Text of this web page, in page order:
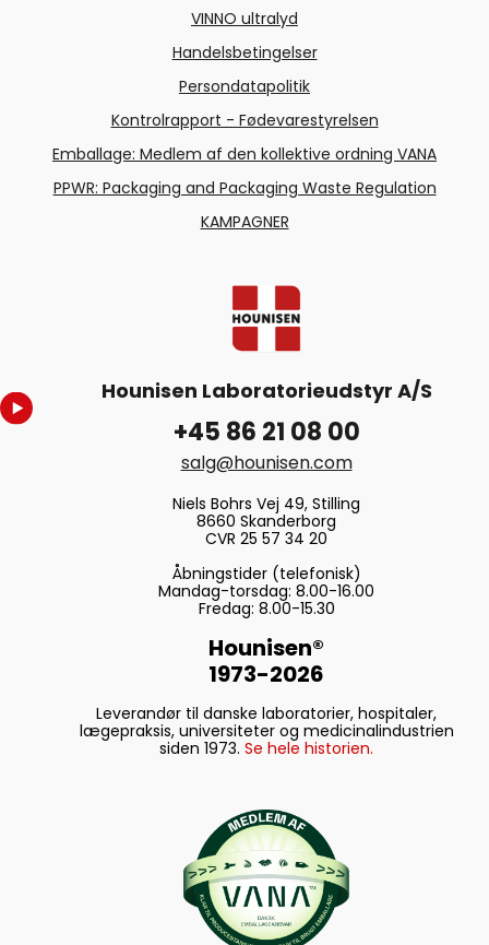
VINNO ultralyd
Handelsbetingelser
Persondatapolitik
Kontrolrapport - Fødevarestyrelsen
Emballage: Medlem af den kollektive ordning VANA
PPWR: Packaging and Packaging Waste Regulation
KAMPAGNER
Hounisen Laboratorieudstyr A/S
+45 86 21 08 00
salg@hounisen.com
Niels Bohrs Vej 49, Stilling
8660 Skanderborg
CVR 25 57 34 20
Åbningstider (telefonisk)
Mandag-torsdag: 8.00-16.00
Fredag: 8.00-15.30
Hounisen®
1973-2026
Leverandør til danske laboratorier, hospitaler,
lægepraksis, universiteter og medicinalindustrien
siden 1973. Se hele historien.